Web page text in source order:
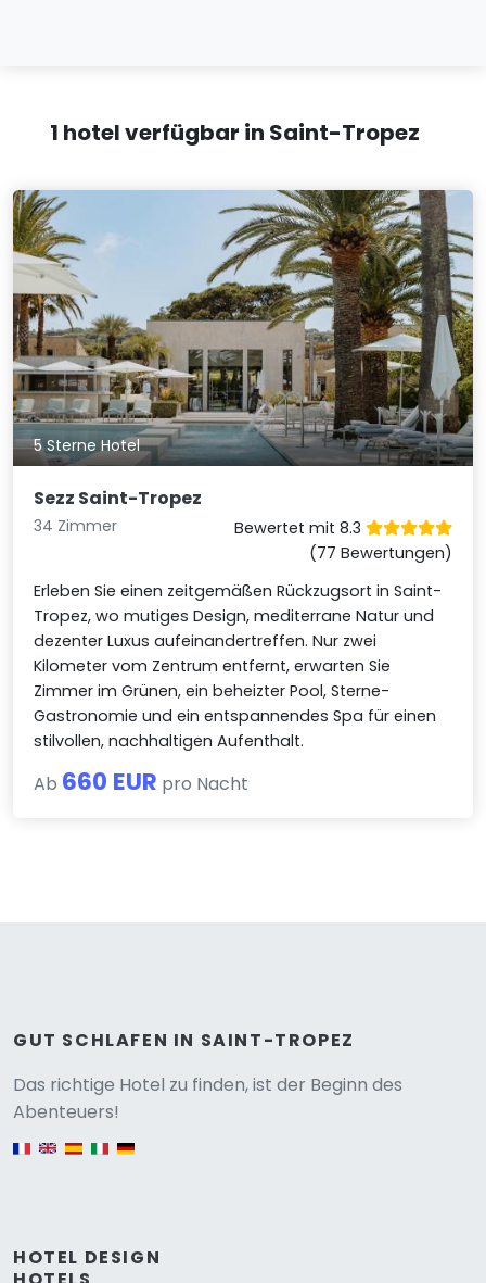
1 hotel verfügbar in Saint-Tropez
5 Sterne Hotel
Sezz Saint-Tropez
34 Zimmer
Bewertet mit 8.3
(77 Bewertungen)
Erleben Sie einen zeitgemäßen Rückzugsort in Saint-
Tropez, wo mutiges Design, mediterrane Natur und
dezenter Luxus aufeinandertreffen. Nur zwei
Kilometer vom Zentrum entfernt, erwarten Sie
Zimmer im Grünen, ein beheizter Pool, Sterne-
Gastronomie und ein entspannendes Spa für einen
stilvollen, nachhaltigen Aufenthalt.
Ab 660 EUR pro Nacht
GUT SCHLAFEN IN SAINT-TROPEZ
Das richtige Hotel zu finden, ist der Beginn des
Abenteuers!
HOTEL DESIGN